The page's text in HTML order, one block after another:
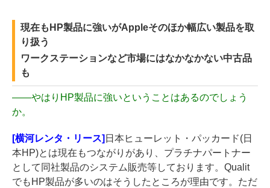
現在もHP製品に強いがAppleそのほか幅広い製品を取
り扱う
ワークステーションなど市場にはなかなかない中古品
も
――やはりHP製品に強いということはあるのでしょう
か。
[横河レンタ・リース] 日本ヒューレット・パッカード(日
本HP)とは現在もつながりがあり、プラチナパートナー
として同社製品のシステム販売等しております。Qualit
でもHP製品が多いのはそうしたところが理由です。ただ